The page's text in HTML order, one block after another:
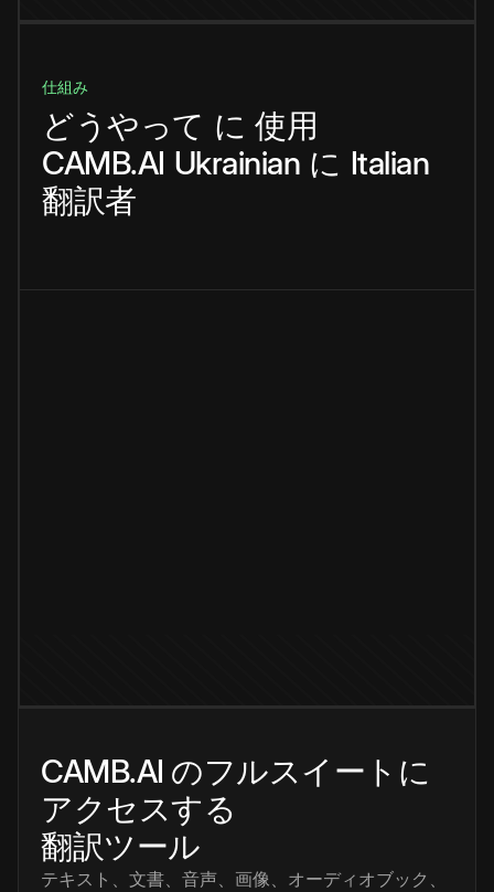
仕組み
どうやって に 使用
CAMB.AI Ukrainian に Italian
翻訳者
CAMB.AI のフルスイートに
アクセスする
翻訳ツール
テキスト、文書、音声、画像、オーディオブック、